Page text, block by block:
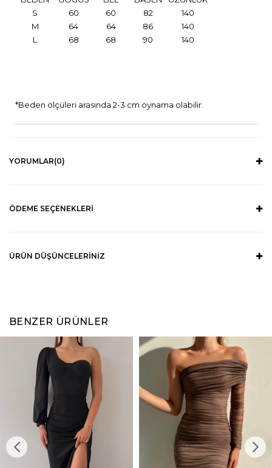
S
60 60 82
140
M
64 64 86
140
L
68 68 90 140
*Beden ölçüleri arasında 2-3 cm oynama olabilir.
YORUMLAR(0)
ÖDEME SEÇENEKLERI
ÜRÜN DÜŞÜNCELERINIZ
BENZER ÜRÜNLER